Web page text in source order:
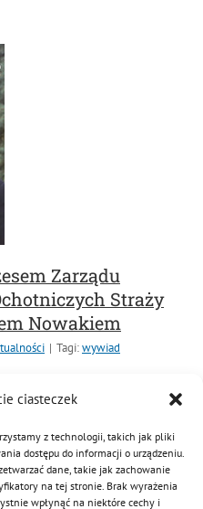
ciasteczek
z technologii, takich jak pliki
dostępu do informacji o urządzeniu.
dane, takie jak zachowanie
na tej stronie. Brak wyrażenia
wpłynąć na niektóre cechy i
Zarządu
Straży
Nowakiem
| Tagi:wywiad
Państwowej Straży
rządowej. Władza
niezależnymi